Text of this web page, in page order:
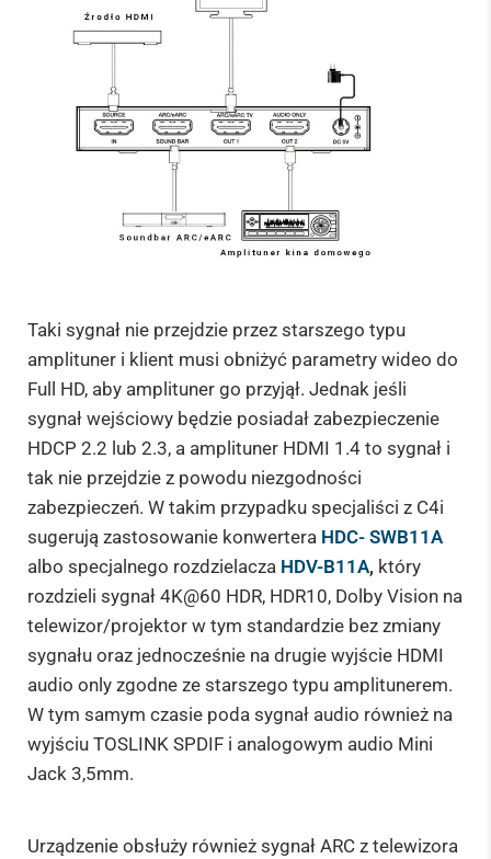
Taki sygnał nie przejdzie przez starszego typu
amplituner i klient musi obniżyć parametry wideo do
Full HD, aby amplituner go przyjął. Jednak jeśli
sygnał wejściowy będzie posiadał zabezpieczenie
HDCP 2.2 lub 2.3, a amplituner HDMI 1.4 to sygnał i
tak nie przejdzie z powodu niezgodności
zabezpieczeń. W takim przypadku specjaliści z C4i
sugerują zastosowanie konwertera HDC- SWB11A
albo specjalnego rozdzielacza HDV-B11A, który
rozdzieli sygnał 4K@60 HDR, HDR10, Dolby Vision na
telewizor/projektor w tym standardzie bez zmiany
sygnału oraz jednocześnie na drugie wyjście HDMI
audio only zgodne ze starszego typu amplitunerem.
W tym samym czasie poda sygnał audio również na
wyjściu TOSLINK SPDIF i analogowym audio Mini
Jack 3,5mm.
Urządzenie obsłuży również sygnał ARC z telewizora